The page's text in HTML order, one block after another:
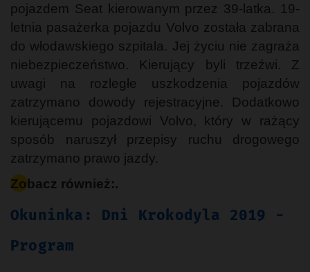
pojazdem Seat kierowanym przez 39-latka. 19-
letnia pasażerka pojazdu Volvo została zabrana
do włodawskiego szpitala. Jej życiu nie zagraża
niebezpieczeństwo. Kierujący byli trzeźwi. Z
uwagi na rozległe uszkodzenia pojazdów
zatrzymano dowody rejestracyjne. Dodatkowo
kierującemu pojazdowi Volvo, który w rażący
sposób naruszył przepisy ruchu drogowego
zatrzymano prawo jazdy.
Zobacz również:.
Okuninka: Dni Krokodyla 2019 -
Program